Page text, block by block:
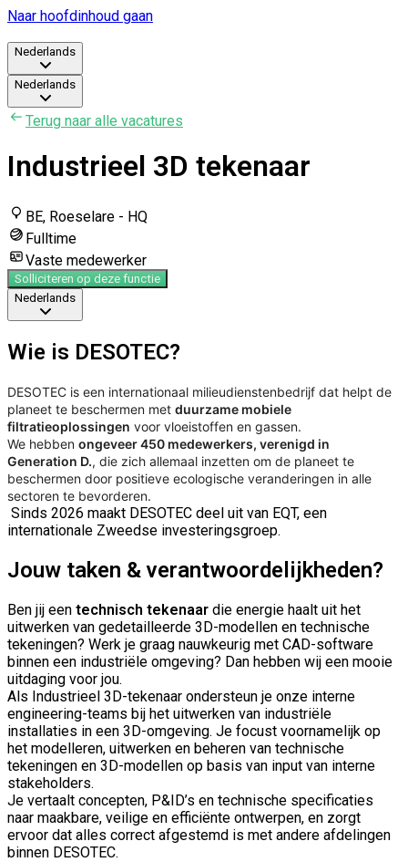
Naar hoofdinhoud gaan
Nederlands
Nederlands
Terug naar alle vacatures
Industrieel 3D tekenaar
BE, Roeselare - HQ
Fulltime
Vaste medewerker
Solliciteren op deze functie
Nederlands
Wie is DESOTEC?
DESOTEC is een internationaal milieudienstenbedrijf dat helpt de
planeet te beschermen met duurzame mobiele
filtratieoplossingen voor vloeistoffen en gassen.
We hebben ongeveer 450 medewerkers, verenigd in
Generation D., die zich allemaal inzetten om de planeet te
beschermen door positieve ecologische veranderingen in alle
sectoren te bevorderen.
Sinds 2026 maakt DESOTEC deel uit van EQT, een
internationale Zweedse investeringsgroep.
Jouw taken & verantwoordelijkheden?
Ben jij een technisch tekenaar die energie haalt uit het
uitwerken van gedetailleerde 3D-modellen en technische
tekeningen? Werk je graag nauwkeurig met CAD-software
binnen een industriële omgeving? Dan hebben wij een mooie
uitdaging voor jou.
Als Industrieel 3D-tekenaar ondersteun je onze interne
engineering-teams bij het uitwerken van industriële
installaties in een 3D-omgeving. Je focust voornamelijk op
het modelleren, uitwerken en beheren van technische
tekeningen en 3D-modellen op basis van input van interne
stakeholders.
Je vertaalt concepten, P&ID’s en technische specificaties
naar maakbare, veilige en efficiënte ontwerpen, en zorgt
ervoor dat alles correct afgestemd is met andere afdelingen
binnen DESOTEC.